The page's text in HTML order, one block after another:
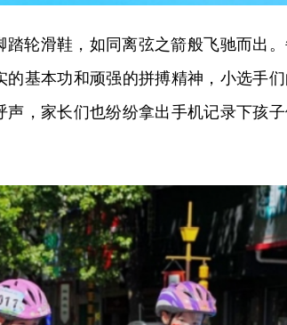
轮滑鞋，如同离弦之箭般飞驰而出
基本功和顽强的拼搏精神，小选手
，家长们也纷纷拿出手机记录下孩